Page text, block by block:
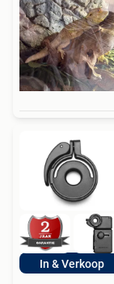
In & Verkoop